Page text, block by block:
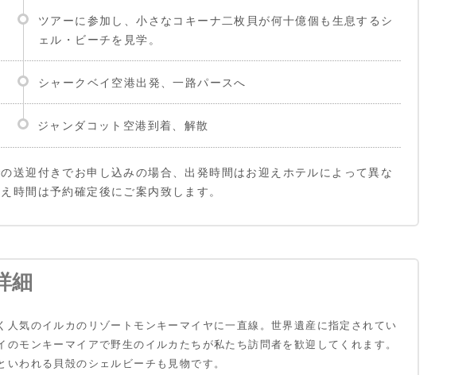
ツアーに参加し、小さなコキーナ二枚貝が何十億個も生息するシ
ェル・ビーチを見学。
シャークベイ空港出発、一路パースへ
ジャンダコット空港到着、解散
送迎付きでお申し込みの場合、出発時間はお迎えホテルによって異な
時間は予約確定後にご案内致します。
細
人気のイルカのリゾートモンキーマイヤに一直線。世界遺産に指定されてい
のモンキーマイアで野生のイルカたちが私たち訪問者を歓迎してくれます。
いわれる貝殻のシェルビーチも見物です。